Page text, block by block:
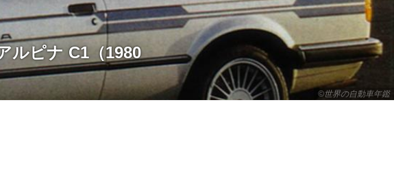
©世界の自動車年鑑
ルピナ C1（1980